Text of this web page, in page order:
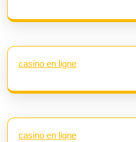
casino en ligne
casino en ligne